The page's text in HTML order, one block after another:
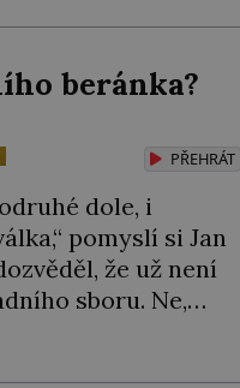
další nebožáky,
beránka?
PŘEHRÁT
dole, i
pomyslí si Jan
že už není
sboru. Ne,